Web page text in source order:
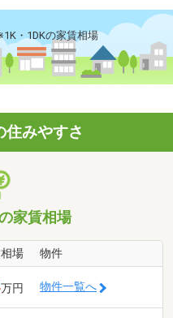
・1DKの家賃相場
住みやすさ
家賃相場
場 物件
万円 物件一覧へ